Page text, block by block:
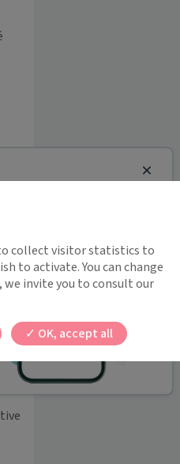
Close
collect visitor statistics to
to activate. You can change
invite you to consult our
OK, accept all